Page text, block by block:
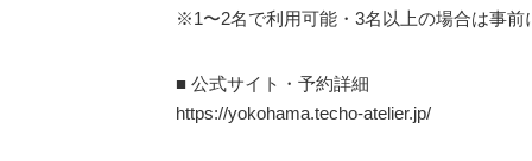
※1〜2名で利用可能・3名以上の場合は事前
■ 公式サイト・予約詳細
https://yokohama.techo-atelier.jp/